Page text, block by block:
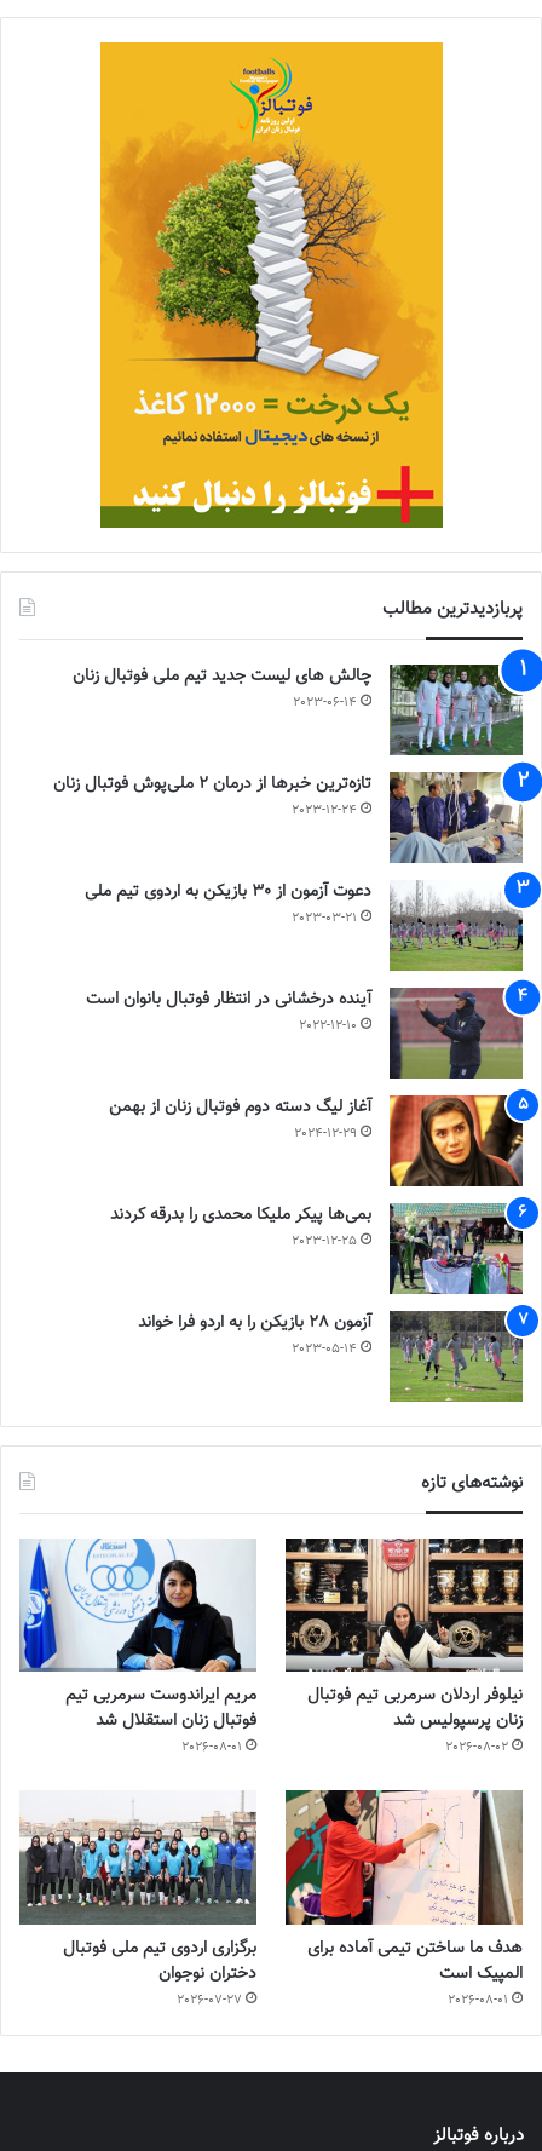
پربازدیدترین مطالب
چالش هاى ليست جدید تيم ملى فوتبال زنان
2023-06-14
تازه‌ترین خبرها از درمان ۲ ملی‌پوش فوتبال زنان
2023-12-24
دعوت آزمون از 30 بازیکن به اردوی تیم ملی
2023-03-21
آینده درخشانی در انتظار فوتبال بانوان است
2022-12-10
آغاز لیگ دسته دوم فوتبال زنان از بهمن
2024-12-29
بمی‌ها پیکر ملیکا محمدی را بدرقه کردند
2023-12-25
آزمون 28 بازیکن را به اردو فرا خواند
2023-05-14
نوشته‌های تازه
نیلوفر اردلان سرمربی تیم فوتبال
زنان پرسپولیس شد
2026-08-02
مریم ایراندوست سرمربی تیم
فوتبال زنان استقلال شد
2026-08-01
هدف ما ساختن تیمی آماده برای
المپیک است
2026-08-01
برگزاری اردوی تیم ملی فوتبال
دختران نوجوان
2026-07-27
درباره فوتبالز